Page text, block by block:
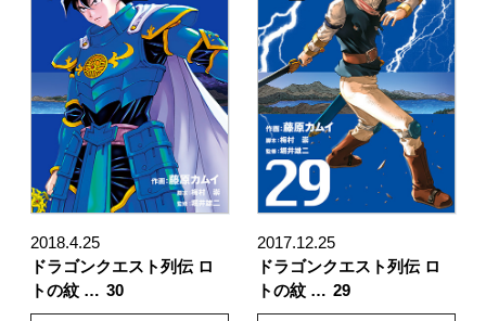
2018.4.25
ドラゴンクエスト列伝 ロ
トの紋 … 30
2017.12.25
ドラゴンクエスト列伝 ロ
トの紋 … 29